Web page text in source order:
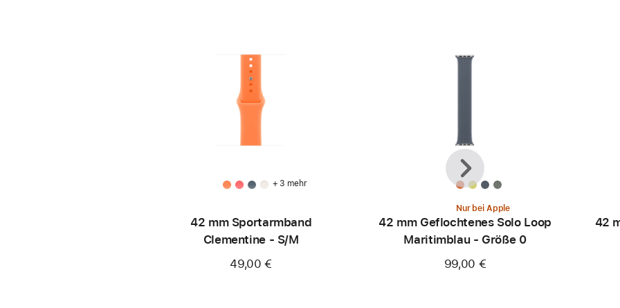
+ 3 mehr
42 mm Sportarmband
Clementine - S/M
49,00 €
Nur bei Apple
42 mm Geflochtenes Solo Loop
Maritimblau - Größe 0
99,00 €
42
Zurück
Weiter